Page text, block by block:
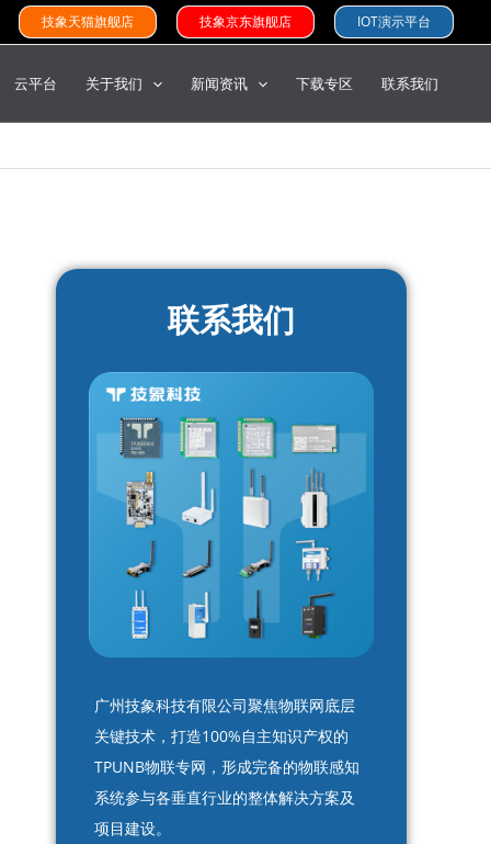
技象天猫旗舰店 技象京东旗舰店 IOT演示平台
云平台 关于我们 新闻资讯 下载专区 联系我们
联系我们
广州技象科技有限公司聚焦物联网底层
关键技术，打造100%自主知识产权的
TPUNB物联专网，形成完备的物联感知
系统参与各垂直行业的整体解决方案及
项目建设。